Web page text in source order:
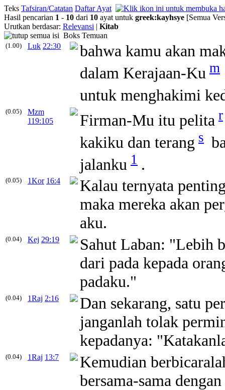
Teks Tafsiran/Catatan Daftar Ayat
Hasil pencarian 1 - 10 dari 10 ayat untuk greek:kayhsye [Semua
Urutkan berdasar: Relevansi | Kitab
Boks Temuan
(1.00) Luk 22:30
bahwa kamu akan
dalam Kerajaan-Ku m
untuk menghakimi
(0.05)
Mzm
119:105
Firman-Mu itu pelita r
kakiku dan terang s
jalanku 1 .
(0.05) 1Kor 16:4
Kalau ternyata
maka mereka akan
aku.
(0.04) Kej 29:19
Sahut Laban: "Lebih
dari pada kepada
padaku."
(0.04) 1Raj 2:16
Dan sekarang, satu
janganlah tolak
kepadanya:
(0.04) 1Raj 13:7
Kemudian
bersama-sama